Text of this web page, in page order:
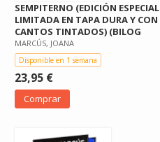
SEMPITERNO (EDICIÓN ESPECIAL
LIMITADA EN TAPA DURA Y CON
CANTOS TINTADOS) (BILOG
MARCÚS, JOANA
Disponible en 1 semana
23,95 €
Comprar